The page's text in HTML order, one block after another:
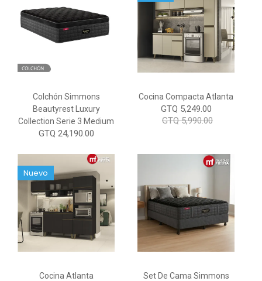
Colchón Simmons
Beautyrest Luxury
Collection Serie 3 Medium
GTQ 24,190.00
Cocina Compacta Atlanta
GTQ 5,249.00
GTQ 5,990.00
Cocina Atlanta
Nuevo
Set De Cama Simmons